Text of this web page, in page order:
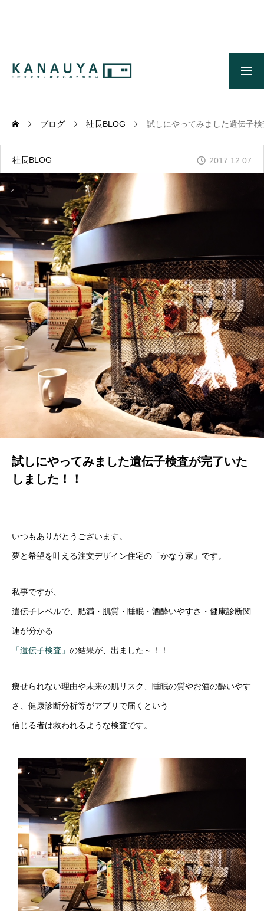
施工事例
ONLINE MODEL HOUSE
オンライン展示場
WORKS
施工事例
GALLERY
かなう家が設計施工した住まいの写真
COMPANY
株式会社かなう家の紹介
STAFF
スタッフ紹介
「本日も絶好調さまです！』代表・窪田 純一のブログ
CONTACT
お問い合わせ
ブログ 社長BLOG 試しにやってみました遺伝子
社長BLOG 2017.12.07
試しにやってみました遺伝子検査が完了いた
しました！！
いつもありがとうございます。
夢と希望を叶える注文デザイン住宅の「かなう家」です。
私事ですが、
遺伝子レベルで、肥満・肌質・睡眠・酒酔いやすさ・健康診断関
連が分かる
「遺伝子検査」 の結果が、出ました～！！
痩せられない理由や未来の肌リスク、睡眠の質やお酒の酔いやす
さ、健康診断分析等がアプリで届くという
信じる者は救われるような検査です。